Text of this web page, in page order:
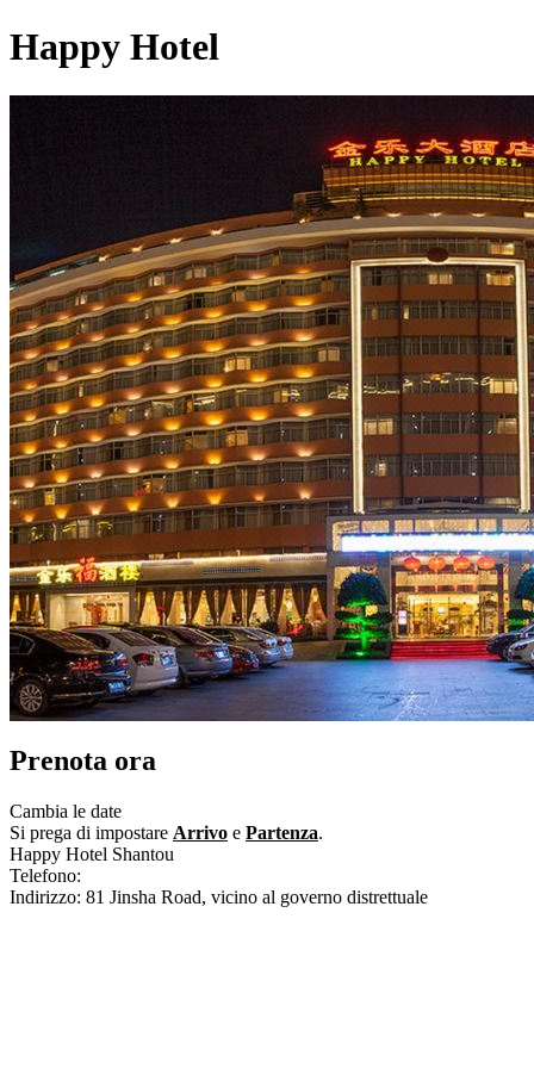
Happy Hotel
Prenota ora
Cambia le date
Si prega di impostare Arrivo e Partenza.
Happy Hotel Shantou
Telefono:
Indirizzo: 81 Jinsha Road, vicino al governo distrettuale